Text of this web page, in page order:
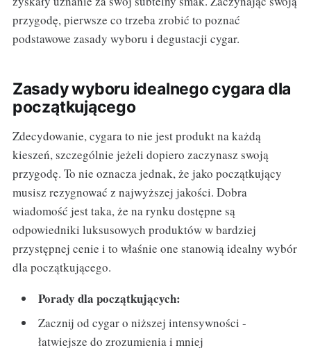
przygodę, pierwsze co trzeba zrobić to poznać
podstawowe zasady wyboru i degustacji cygar.
Zasady wyboru idealnego cygara dla
początkującego
Zdecydowanie, cygara to nie jest produkt na każdą
kieszeń, szczególnie jeżeli dopiero zaczynasz swoją
przygodę. To nie oznacza jednak, że jako początkujący
musisz rezygnować z najwyższej jakości. Dobra
wiadomość jest taka, że na rynku dostępne są
odpowiedniki luksusowych produktów w bardziej
przystępnej cenie i to właśnie one stanowią idealny wybór
dla początkującego.
Porady dla początkujących:
Zacznij od cygar o niższej intensywności -
łatwiejsze do zrozumienia i mniej